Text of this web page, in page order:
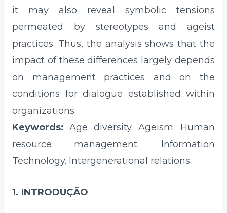
it may also reveal symbolic tensions
permeated by stereotypes and ageist
practices. Thus, the analysis shows that the
impact of these differences largely depends
on management practices and on the
conditions for dialogue established within
organizations.
Keywords: Age diversity. Ageism. Human
resource management. Information
Technology. Intergenerational relations.
1. INTRODUÇÃO